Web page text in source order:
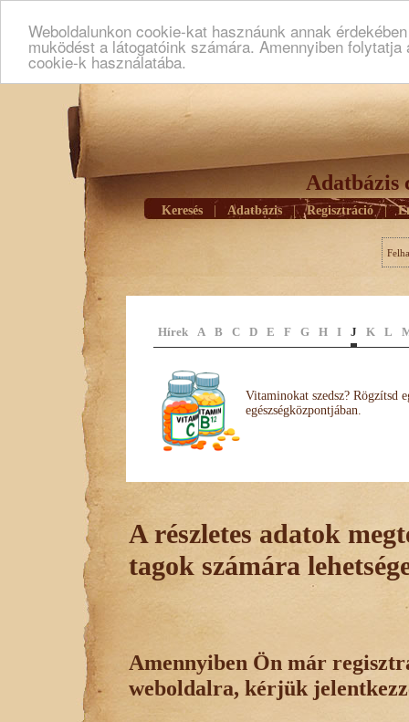
Weboldalunkon cookie-kat hasznáunk annak
muködést a látogatóink számára. Amennyiben
cookie-k használatába.
Adatbázis
Keresés Adatbázis | Regisztráció |
Hírek A B C D E F G H I J K L
Vitaminokat szedsz? Rögzítsd
egészségközpontjában.
A részletes adatok
tagok számára
Amennyiben Ön már
weboldalra, kérjük